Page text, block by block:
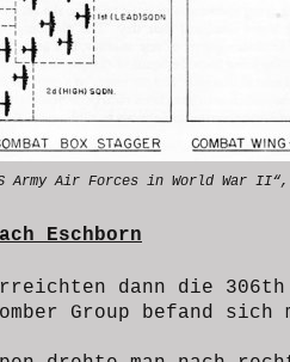
Army Air Forces in World War
Eschborn
dann die
Group befand sich